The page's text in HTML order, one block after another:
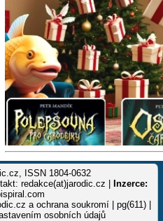
ISSN 1804-0632
redakce(at)jarodic.cz |
Inzerce:
a ochrana soukromí| pg(611) |
osobních údajů